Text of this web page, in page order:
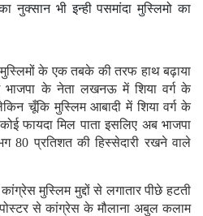
नुक्सान भी इन्ही पसमांदा मुस्लिमो का
के एक तबके की तरफ हाथ बढ़ाया
में भाजपा के नेता लखनऊ में शिया वर्ग के
चूँकि मुस्लिम आबादी में शिया वर्ग के
फायदा मिल पाता इसलिए अब भाजपा
80 प्रतिशत की हिस्सेदारी रखने वाले
मुस्लिम मुद्दों से लगातार पीछे हटती
से कांग्रेस के मौलाना अबुल कलाम